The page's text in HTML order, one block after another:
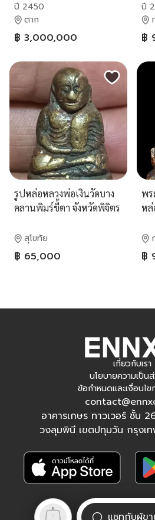
ปี 2450
ตาก
฿ 3,000,000
ปี
฿
รูปหล่อหลวงพ่อเงินวัดบาง
คลานพิมร์ขี้ตา จังหวัดพิจิตร
สุโขทัย
฿ 65,000
พร
หล่
฿
แชทกับผู้ข
เกี่ยวกับเรา
นโยบายความเป็น
ข้อกำหนดและเงื่อนไข
อาคารเกษร ทาวเวอร์ ชั้น
วงลุมพินี เขตปทุมวัน กรุงเ
ติดตามเรา